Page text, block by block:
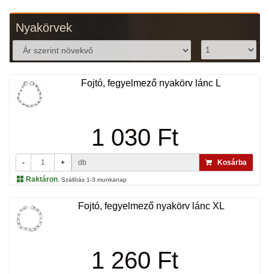
Nyakörvek
Fojtó, fegyelmező nyakörv lánc L
1 030 Ft
- + db
Kosárba
Raktáron , Szállítás 1-3 munkanap
Fojtó, fegyelmező nyakörv lánc XL
1 260 Ft